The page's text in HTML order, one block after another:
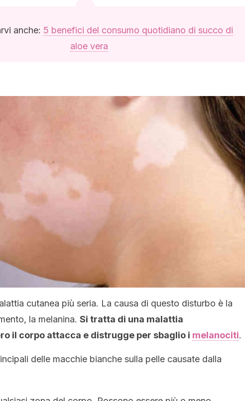
anche: 5 benefici del consumo quotidiano di succo di
aloe vera
cutanea più seria. La causa di questo disturbo è la
la melanina. Si tratta di una malattia
il corpo attacca e distrugge per sbaglio i melanociti.
delle macchie bianche sulla pelle causate dalla